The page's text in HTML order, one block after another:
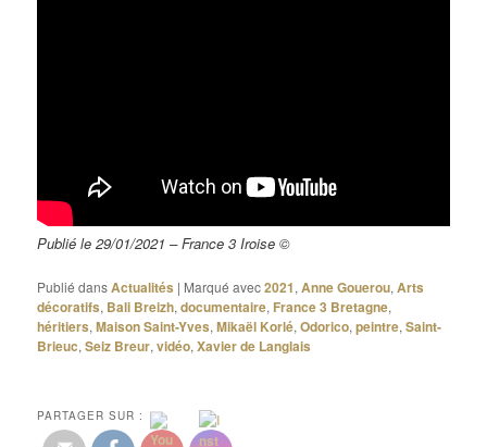
Publié le 29/01/2021 – France 3 Iroise ©
Publié dansActualités | Marqué avec2021,Anne Gouerou,Arts
décoratifs, Bali Breizh,documentaire, France 3 Bretagne,
héritiers,Maison Saint-Yves,Mikaël Korlé,Odorico,peintre,Saint-
Brieuc,Seiz Breur,vidéo,Xavier de Langlais
PARTAGER SUR :